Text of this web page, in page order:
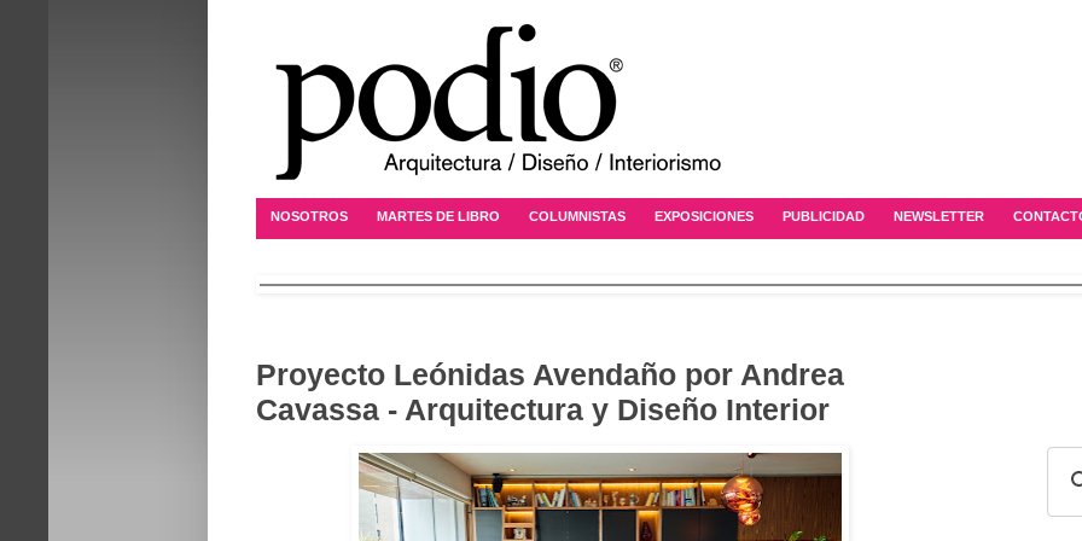
NOSOTROS MARTES DE LIBRO COLUMNISTAS EXPOSICIONES PUBLICIDAD NEWSLETTER
Proyecto Leónidas Avendaño por Andrea
Cavassa - Arquitectura y Diseño Interior